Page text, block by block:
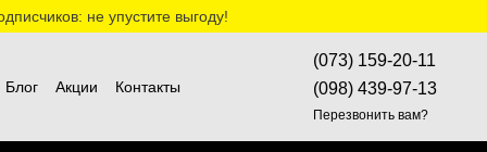
не упустите выгоду!
Блог Акции Контакты
(073) 159-20-11
(098) 439-97-13
Перезвонить вам?